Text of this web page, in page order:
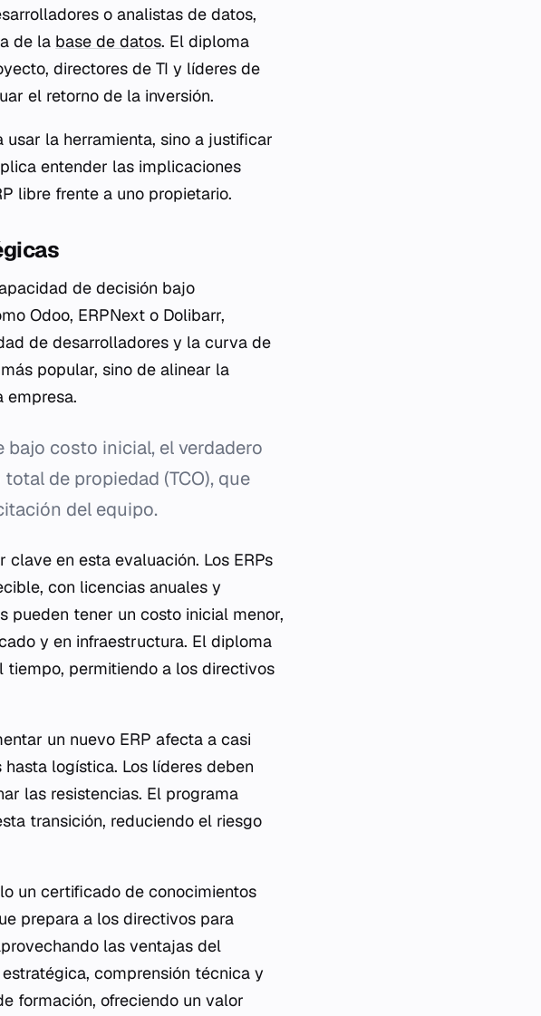
o analistas de datos,
de la base de datos. El diploma
directores de TI y líderes de
el retorno de la inversión.
la herramienta, sino a justificar
entender las implicaciones
libre frente a uno propietario.
de decisión bajo
Odoo, ERPNext o Dolibarr,
de desarrolladores y la curva de
popular, sino de alinear la
empresa.
costo inicial, el verdadero
de propiedad (TCO), que
del equipo.
en esta evaluación. Los ERPs
con licencias anuales y
pueden tener un costo inicial menor,
y en infraestructura. El diploma
permitiendo a los directivos
un nuevo ERP afecta a casi
logística. Los líderes deben
las resistencias. El programa
transición, reduciendo el riesgo
un certificado de conocimientos
prepara a los directivos para
las ventajas del
comprensión técnica y
formación, ofreciendo un valor